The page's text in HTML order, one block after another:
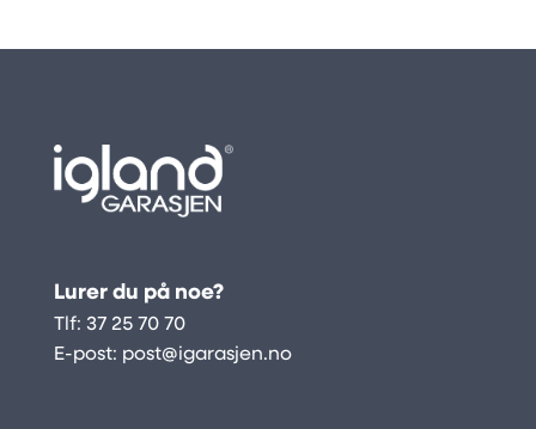
Lurer du på noe?
Tlf: 37 25 70 70
E-post: post@igarasjen.no